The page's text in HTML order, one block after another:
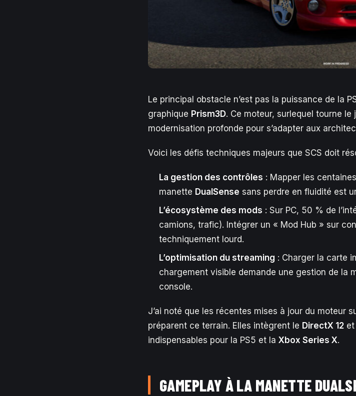
Le principal obstacle n’est pas la puissance de la
graphique Prism3D. Ce moteur, surlequel tourne le
modernisation profonde pour s’adapter aux
Voici les défis techniques majeurs que SCS doit
La gestion des contrôles : Mapper les
manette DualSense sans perdre en fluidité est
L’écosystème des mods : Sur PC, 50 % de
camions, trafic). Intégrer un « Mod Hub » sur
techniquement lourd.
L’optimisation du streaming : Charger la carte
chargement visible demande une gestion de la
console.
J’ai noté que les récentes mises à jour du moteur
préparent ce terrain. Elles intègrent le DirectX 12
indispensables pour la PS5 et la Xbox Series X.
GAMEPLAY À LA MANETTE